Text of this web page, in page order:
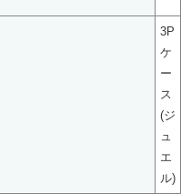
3P
ケ
ー
ス
(ジ
ュ
エ
ル)